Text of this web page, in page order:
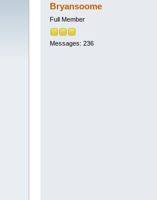
Bryansoome
Full Member
Messages: 236